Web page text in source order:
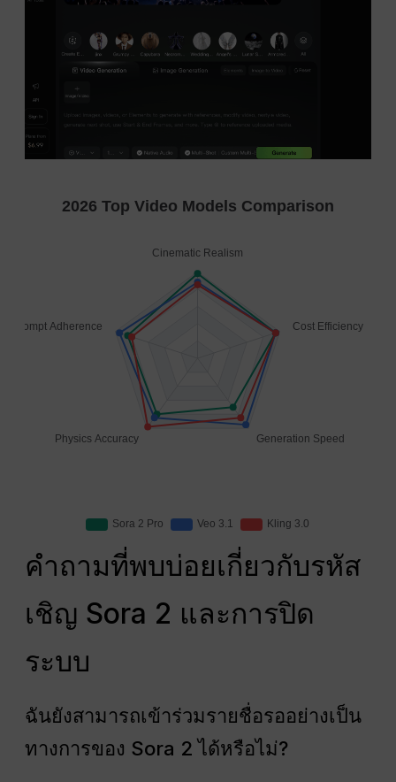
คำถามที่พบบ่อยเกี่ยวกับรหัส
เชิญ Sora 2 และการปิด
ระบบ
ฉันยังสามารถเข้าร่วมรายชื่อรออย่างเป็น
ทางการของ Sora 2 ได้หรือไม่?